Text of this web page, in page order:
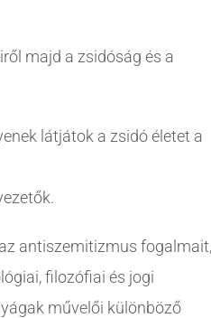
majd a zsidóság és a
látjátok a zsidó életet a
antiszemitizmus fogalmait,
filozófiai és jogi
művelői különböző